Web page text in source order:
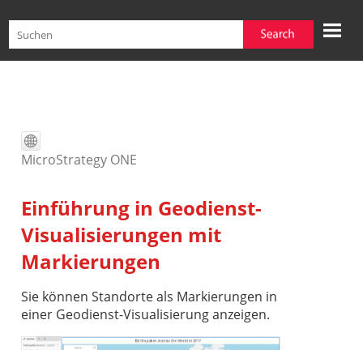
Zu Hauptinhalt springen
MicroStrategy ONE
Einführung in Geodienst-
Visualisierungen mit
Markierungen
Sie können Standorte als Markierungen in
einer Geodienst-Visualisierung anzeigen.